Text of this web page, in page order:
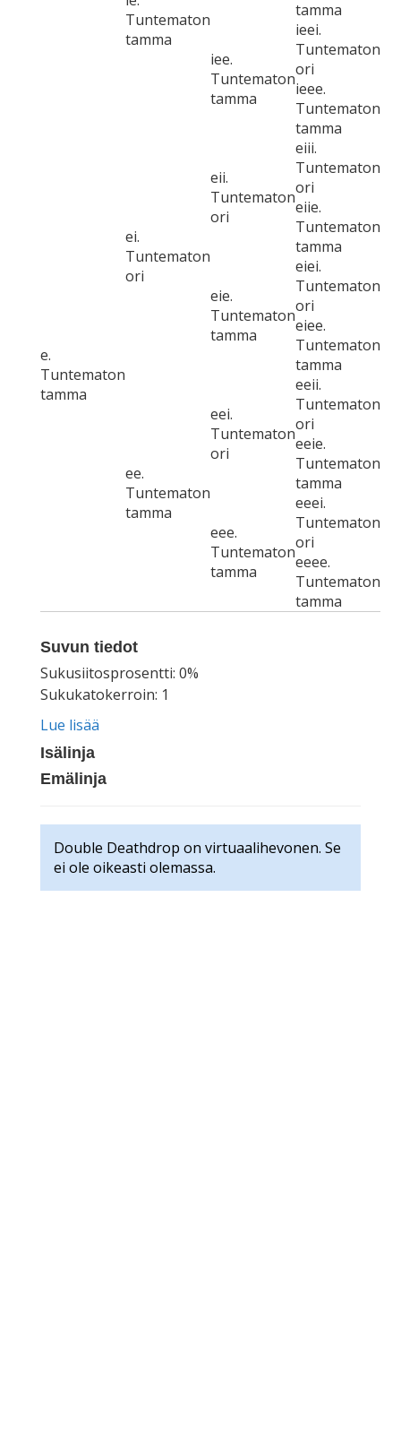
Tuntematon
tamma
tamma
iee.
Tuntematon
tamma
ieei.
Tuntematon
ori
ieee.
Tuntematon
tamma
e.
Tuntematon
tamma
ei.
Tuntematon
ori
eii.
Tuntematon
ori
eiii.
Tuntematon
ori
eiie.
Tuntematon
tamma
eie.
Tuntematon
tamma
eiei.
Tuntematon
ori
eiee.
Tuntematon
tamma
ee.
Tuntematon
tamma
eei.
Tuntematon
ori
eeii.
Tuntematon
ori
eeie.
Tuntematon
tamma
eee.
Tuntematon
tamma
eeei.
Tuntematon
ori
eeee.
Tuntematon
tamma
Suvun tiedot
Sukusiitosprosentti: 0%
Sukukatokerroin: 1
Lue lisää
Isälinja
Emälinja
Double Deathdrop on virtuaalihevonen. Se
ei ole oikeasti olemassa.